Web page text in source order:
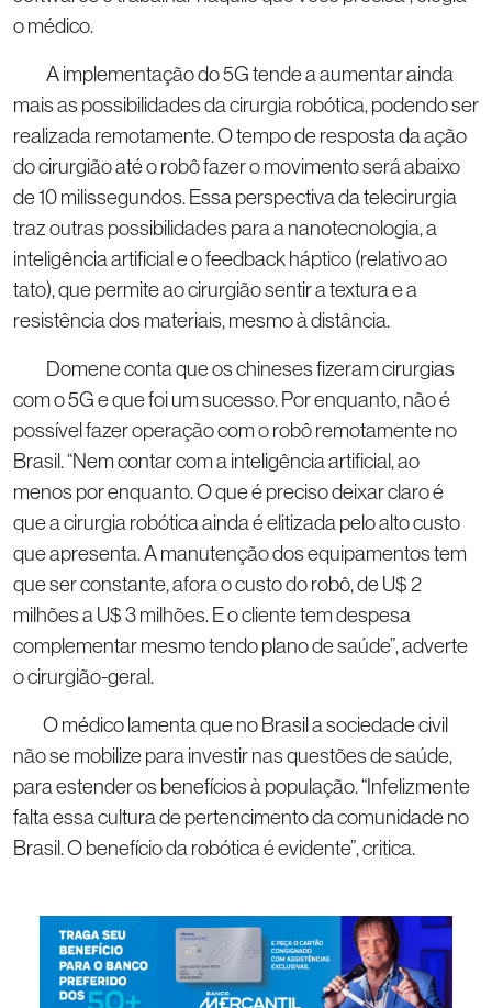
o médico.
A implementação do 5G tende a aumentar ainda
mais as possibilidades da cirurgia robótica, podendo ser
realizada remotamente. O tempo de resposta da ação
do cirurgião até o robô fazer o movimento será abaixo
de 10 milissegundos. Essa perspectiva da telecirurgia
traz outras possibilidades para a nanotecnologia, a
inteligência artificial e o feedback háptico (relativo ao
tato), que permite ao cirurgião sentir a textura e a
resistência dos materiais, mesmo à distância.
Domene conta que os chineses fizeram cirurgias
com o 5G e que foi um sucesso. Por enquanto, não é
possível fazer operação com o robô remotamente no
Brasil. “Nem contar com a inteligência artificial, ao
menos por enquanto. O que é preciso deixar claro é
que a cirurgia robótica ainda é elitizada pelo alto custo
que apresenta. A manutenção dos equipamentos tem
que ser constante, afora o custo do robô, de U$ 2
milhões a U$ 3 milhões. E o cliente tem despesa
complementar mesmo tendo plano de saúde”, adverte
o cirurgião-geral.
O médico lamenta que no Brasil a sociedade civil
não se mobilize para investir nas questões de saúde,
para estender os benefícios à população. “Infelizmente
falta essa cultura de pertencimento da comunidade no
Brasil. O benefício da robótica é evidente”, critica.